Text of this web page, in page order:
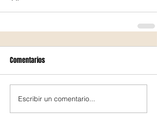
Comentarios
Escribir un comentario...